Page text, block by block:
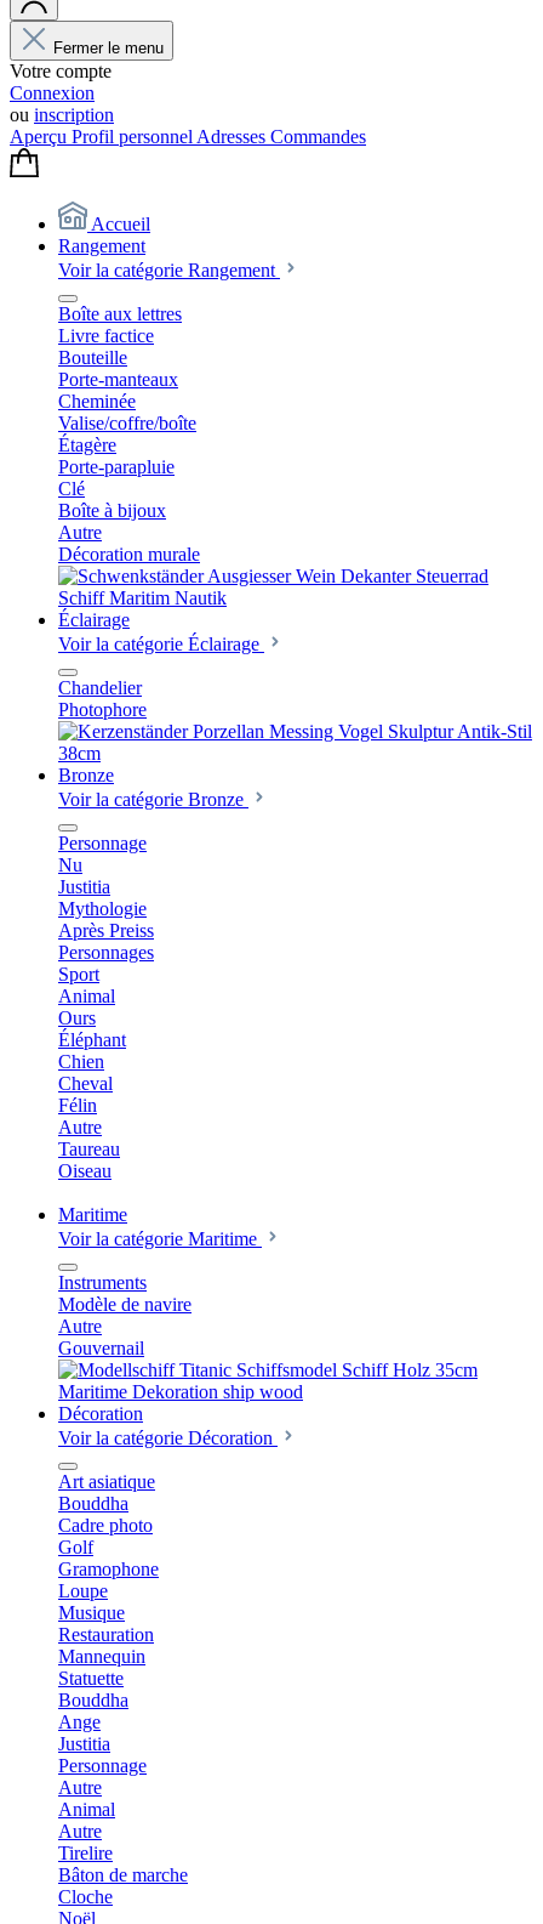
Fermer le menu
Votre compte
Connexion
ou inscription
Aperçu Profil personnel Adresses Commandes
Accueil
Rangement
Voir la catégorie Rangement
Boîte aux lettres
Livre factice
Bouteille
Porte-manteaux
Cheminée
Valise/coffre/boîte
Étagère
Porte-parapluie
Clé
Boîte à bijoux
Autre
Décoration murale
Éclairage
Voir la catégorie Éclairage
Chandelier
Photophore
Bronze
Voir la catégorie Bronze
Personnage
Nu
Justitia
Mythologie
Après Preiss
Personnages
Sport
Animal
Ours
Éléphant
Chien
Cheval
Félin
Autre
Taureau
Oiseau
Maritime
Voir la catégorie Maritime
Instruments
Modèle de navire
Autre
Gouvernail
Décoration
Voir la catégorie Décoration
Art asiatique
Bouddha
Cadre photo
Golf
Gramophone
Loupe
Musique
Restauration
Mannequin
Statuette
Bouddha
Ange
Justitia
Personnage
Autre
Animal
Autre
Tirelire
Bâton de marche
Cloche
Noël